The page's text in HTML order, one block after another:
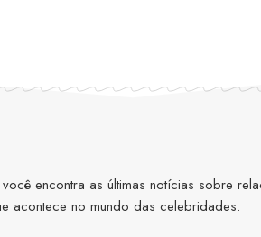
encontra as últimas notícias sobre
acontece no mundo das celebridades.